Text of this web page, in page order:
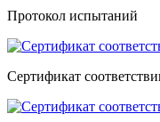
Протокол испытаний
Сертификат